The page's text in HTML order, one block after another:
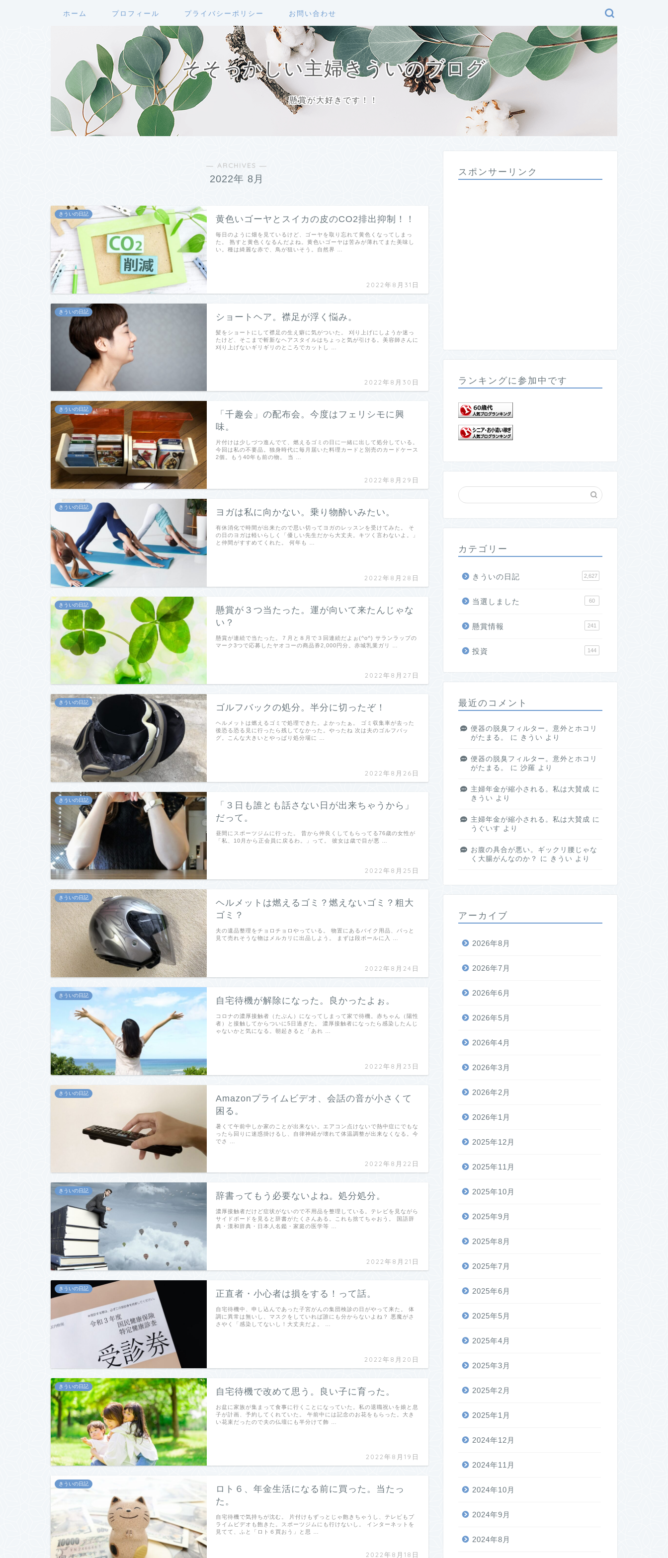
ホーム プロフィール プライバシーポリシー お問い合わせ
そそっかしい主婦きういのブログ
懸賞が大好きです！！
― ARCHIVES ―
2022年 8月
きういの日記
黄色いゴーヤとスイカの皮のCO2排出抑制！！
2022年8月31日
毎日のように畑を見ているけど、ゴーヤを取り忘れて黄色くなってしまっ
た。 熟すと黄色くなるんだよね。黄色いゴーヤは苦みが薄れてまた美味し
い。種は綺麗な赤で、鳥が狙いそう。自然界 …
きういの日記
ショートヘア。襟足が浮く悩み。
2022年8月30日
髪をショートにして襟足の生え癖に気がついた。 刈り上げにしようか迷っ
たけど、そこまで斬新なヘアスタイルはちょっと気が引ける。美容師さんに
刈り上げないギリギリのところでカットし …
きういの日記
「千趣会」の配布会。今度はフェリシモに興
味。
2022年8月29日
片付けは少しづつ進んでて、燃えるゴミの日に一緒に出して処分している。
今回は私の不要品。独身時代に毎月届いた料理カードと別売のカードケース
2個。もう40年も前の物。 当 …
きういの日記
ヨガは私に向かない。乗り物酔いみたい。
2022年8月28日
有休消化で時間が出来たので思い切ってヨガのレッスンを受けてみた。 そ
の日のヨガは軽いらしく「優しい先生だから大丈夫。キツく言わないよ。」
と仲間がすすめてくれた。 何年も …
きういの日記
懸賞が３つ当たった。運が向いて来たんじゃな
い？
2022年8月27日
懸賞が連続で当たった。７月と８月で３回連続だよぉ(^o^) サランラップの
マーク3つで応募したヤオコーの商品券2,000円分。赤城乳業ガリ …
きういの日記
ゴルフバックの処分。半分に切ったぞ！
2022年8月26日
ヘルメットは燃えるゴミで処理できた。よかったぁ。 ゴミ収集車が去った
後恐る恐る見に行ったら残してなかった。やったね 次は夫のゴルフバッ
グ。こんな大きいとやっぱり処分場に …
きういの日記
「３日も誰とも話さない日が出来ちゃうから」
だって。
2022年8月25日
昼間にスポーツジムに行った。 昔から仲良くしてもらってる76歳の女性が
「私、10月から正会員に戻るわ。」って。 彼女は歳で目が悪 …
きういの日記
ヘルメットは燃えるゴミ？燃えないゴミ？粗大
ゴミ？
2022年8月24日
夫の遺品整理をチョロチョロやっている。 物置にあるバイク用品、パっと
見て売れそうな物はメルカリに出品しよう。 まずは段ボールに入 …
きういの日記
自宅待機が解除になった。良かったよぉ。
2022年8月23日
コロナの濃厚接触者（たぶん）になってしまって家で待機。赤ちゃん（陽性
者）と接触してからついに5日過ぎた。 濃厚接触者になったら感染したんじ
ゃないかと気になる。朝起きると「あれ …
きういの日記
Amazonプライムビデオ、会話の音が小さくて
困る。
2022年8月22日
暑くて午前中しか家のことが出来ない。エアコン点けないで熱中症にでもな
ったら回りに迷惑掛けるし、自律神経が壊れて体温調整が出来なくなる。今
でさ …
きういの日記
辞書ってもう必要ないよね。処分処分。
2022年8月21日
濃厚接触者だけど症状がないので不用品を整理している。テレビを見ながら
サイドボードを見ると辞書がたくさんある。これも捨てちゃおう。 国語辞
典・漢和辞典・日本人名鑑・家庭の医学等 …
きういの日記
正直者・小心者は損をする！って話。
2022年8月20日
自宅待機中、申し込んであった子宮がんの集団検診の日がやって来た。 体
調に異常は無いし、マスクをしていれば誰にも分からないよね？ 悪魔がさ
さやく「感染してないし！大丈夫だよ。 …
きういの日記
自宅待機で改めて思う。良い子に育った。
2022年8月19日
お盆に家族が集まって食事に行くことになっていた。私の退職祝いを娘と息
子が計画、予約してくれていた。 午前中には記念のお花をもらった。大き
い花束だったので夫の仏壇にも半分けて飾 …
きういの日記
ロト６、年金生活になる前に買った。当たっ
た。
2022年8月18日
自宅待機で気持ちが沈む。 片付けもずっとじゃ飽きちゃうし、テレビもプ
ライムビデオも飽きた。スポーツジムにも行けないし。 インターネットを
見てて、ふと「ロト６買おう」と思 …
スポンサーリンク
ランキングに参加中です
カテゴリー
きういの日記 2,627
当選しました 60
懸賞情報 241
投資 144
最近のコメント
便器の脱臭フィルター。意外とホコリ
がたまる。
に きうい より
便器の脱臭フィルター。意外とホコリ
がたまる。
に 沙羅 より
主婦年金が縮小される。私は大賛成 に
きうい より
主婦年金が縮小される。私は大賛成 に
うぐいす より
お腹の具合が悪い。ギックリ腰じゃな
く大腸がんなのか？
に きうい より
アーカイブ
2026年8月
2026年7月
2026年6月
2026年5月
2026年4月
2026年3月
2026年2月
2026年1月
2025年12月
2025年11月
2025年10月
2025年9月
2025年8月
2025年7月
2025年6月
2025年5月
2025年4月
2025年3月
2025年2月
2025年1月
2024年12月
2024年11月
2024年10月
2024年9月
2024年8月